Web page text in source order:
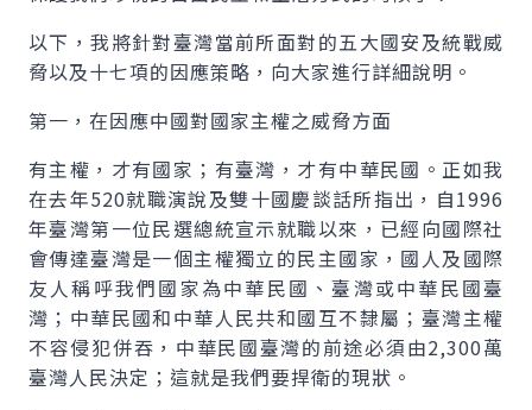
以下，我將針對臺灣當前所面對的五大國安及統戰威
脅以及十七項的因應策略，向大家進行詳細說明。
第一，在因應中國對國家主權之威脅方面
有主權，才有國家；有臺灣，才有中華民國。正如我
在去年520就職演說及雙十國慶談話所指出，自1996
年臺灣第一位民選總統宣示就職以來，已經向國際社
會傳達臺灣是一個主權獨立的民主國家，國人及國際
友人稱呼我們國家為中華民國、臺灣或中華民國臺
灣；中華民國和中華人民共和國互不隸屬；臺灣主權
不容侵犯併吞，中華民國臺灣的前途必須由2,300萬
臺灣人民決定；這就是我們要捍衛的現狀。